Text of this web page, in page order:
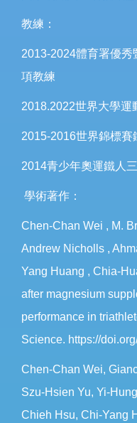
教練：
2013-2024體育署優
項教練
2018.2022世界大學運
2015-2016世界錦標賽
2014青少年奧運鐵人
學術著作：
Chen-Chan Wei , M.
Andrew Nicholls ,
Yang Huang , Chia-
after magnesium
performance in
Science. https://
Chen-Chan Wei,
Szu-Hsien Yu, Yi-
Chieh Hsu, Chi-Yang